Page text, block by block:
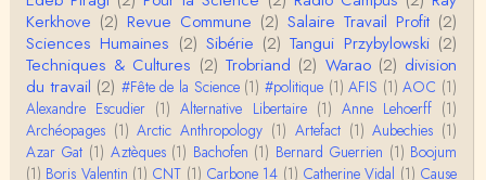
"le blob" à l'instant. Mon premier r…
Yves Le Dantec
En effet, par "hiérarchie" j'entendais surtout ce que
tu entends dans ton second point…
Claude Julien
« Nous n’avons pas cessé, de toute évidence, d’êt
Kerkhove (2) Revue Commune (2) Salaire Travail Profit (2)
Sciences Humaines (2) Sibérie (2) Tangui Przybylowski (2)
Techniques & Cultures (2) Trobriand (2) Warao (2) division
du travail (2) #Fête de la Science (1) #politique (1) AFIS (1) AOC (1)
Alexandre Escudier (1) Alternative Libertaire (1) Anne Lehoerff (1)
Archéopages (1) Arctic Anthropology (1) Artefact (1) Aubechies (1)
Azar Gat (1) Aztèques (1) Bachofen (1) Bernard Guerrien (1) Boojum
(1) Boris Valentin (1) CNT (1) Carbone 14 (1) Catherine Vidal (1) Cause